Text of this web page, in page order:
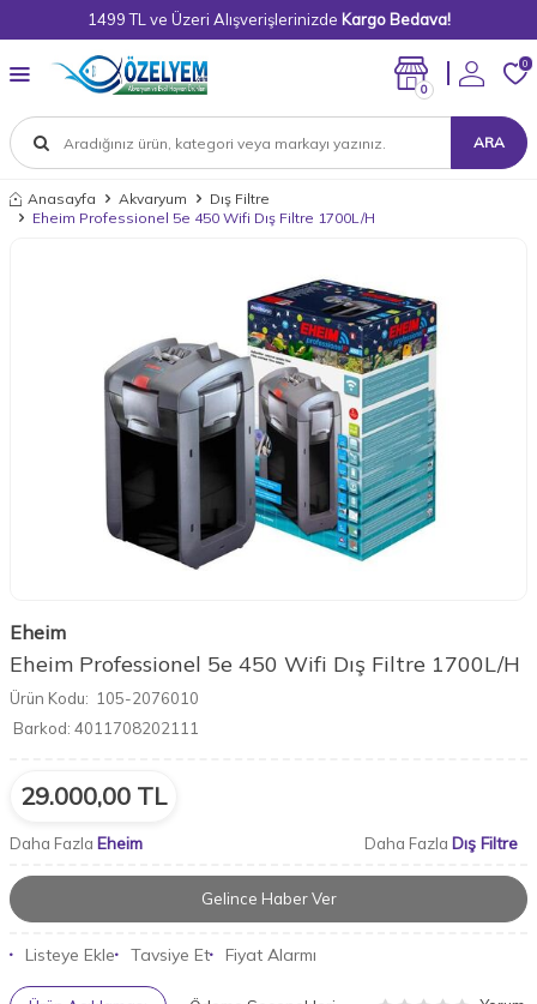
1499 TL ve Üzeri Alışverişlerinizde Kargo Bedava!
ARA
0
0
Anasayfa Akvaryum
Dış Filtre
Eheim Professionel 5e 450 Wifi Dış Filtre 1700L/H
Eheim
Eheim Professionel 5e 450 Wifi Dış Filtre 1700L/H
Ürün Kodu: 105-2076010
Barkod: 4011708202111
29.000,00 TL
Daha Fazla Eheim Daha Fazla Dış Filtre
Gelince Haber Ver
Listeye Ekle Tavsiye Et Fiyat Alarmı